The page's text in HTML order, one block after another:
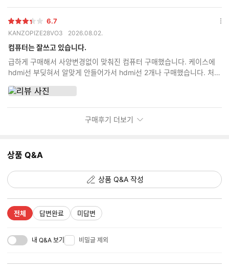
갯
수
별
점
6.7
KANZOPIZE28VO3 2026.08.02.
컴퓨터는 잘쓰고 있습니다.
급하게 구매해서 사양변경없이 맞춰진 컴퓨터 구매했습니다. 케이스에
hdmi선 부딪혀서 알맞게 안들어가서 hdmi선 2개나 구매했습니다. 처음
꺼우면 케이스에 부딪혀서 안들어간다고 안내라도 해주세요.
옵
구매후기 더보기
상품 Q&A
상품 Q&A 작성
전체 답변완료 미답변
내 Q&A 보기 비밀글 제외